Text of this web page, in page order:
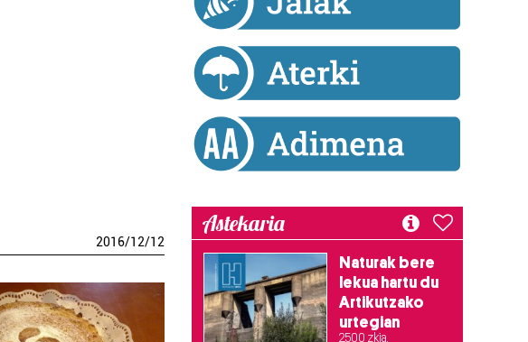
2016/12/12
Astekaria
Naturak bere
lekua hartu du
Artikutzako
urtegian
2.500 zkia.